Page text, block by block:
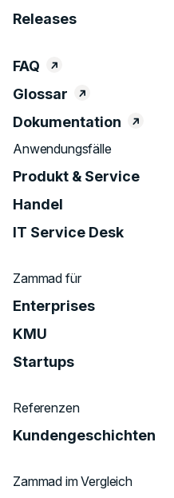
Releases
FAQ
Glossar
Dokumentation
Anwendungsfälle
Produkt & Service
Handel
IT Service Desk
Zammad für
Enterprises
KMU
Startups
Referenzen
Kundengeschichten
Zammad im Vergleich